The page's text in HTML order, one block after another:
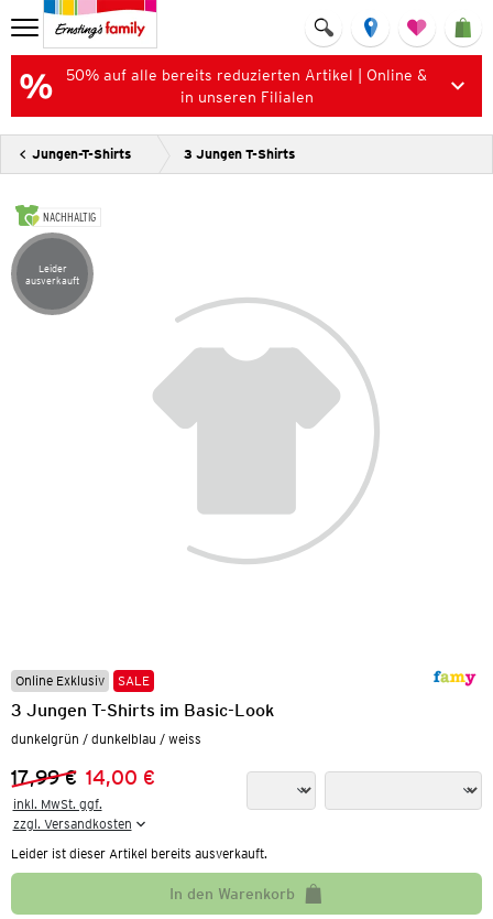
50% auf alle bereits reduzierten Artikel | Online &
in unseren Filialen
Jungen-T-Shirts 3 Jungen T-Shirts
NACHHALTIG
Artikel leider ausverkauft
Leider
ausverkauft
Online Exklusiv SALE
3 Jungen T-Shirts im Basic-Look
dunkelgrün / dunkelblau / weiss
Vorheriger Preis:
17,99 €
Neuer Preis:
14,00 €
inkl. MwSt. ggf.
zzgl. Versandkosten
Leider ist dieser Artikel bereits ausverkauft.
In den Warenkorb